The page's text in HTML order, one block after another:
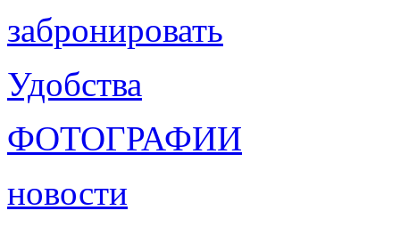
забронировать
Удобства
ФОТОГРАФИИ
новости